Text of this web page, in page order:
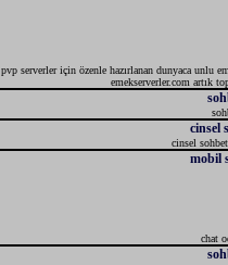
pvp serverler için özenle hazırlanan dunyaca unlu
emekserverler.com artık
cinsel
cinsel
mobil
chat